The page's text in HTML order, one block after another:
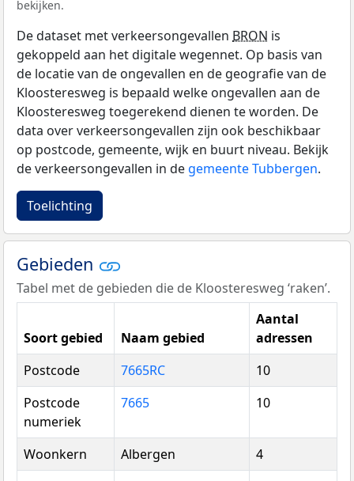
bekijken.
De dataset met verkeersongevallen BRON is
gekoppeld aan het digitale wegennet. Op basis van
de locatie van de ongevallen en de geografie van de
Kloosteresweg is bepaald welke ongevallen aan de
Kloosteresweg toegerekend dienen te worden. De
data over verkeersongevallen zijn ook beschikbaar
op postcode, gemeente, wijk en buurt niveau. Bekijk
de verkeersongevallen in de gemeente Tubbergen.
Toelichting
Gebieden
Tabel met de gebieden die de Kloosteresweg ‘raken’.
Soort gebied Naam gebied
Aantal
adressen
Postcode
7665RC
10
Postcode
numeriek
7665 10
Woonkern Albergen
4